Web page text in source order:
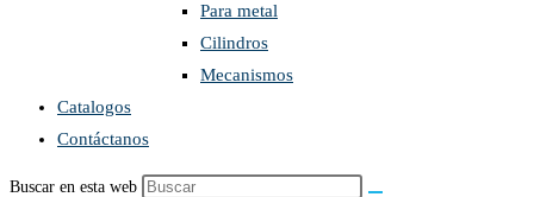
Para metal
Cilindros
Mecanismos
Catalogos
Contáctanos
Buscar en esta web